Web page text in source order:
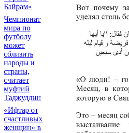
Байрам»
Чемпионат
мира по
футболу
может
сблизить
народы и
страны,
считает
муфтий
Таджуддин
«Ифтар от
счастливых
женщин» в